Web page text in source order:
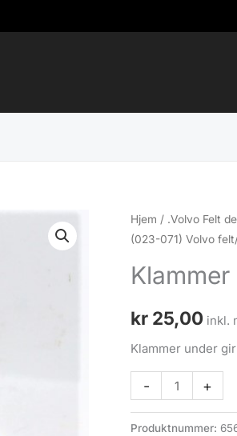
Hjem / .Volvo Felt
(023-071) Volvo
kr 25,00 inkl.
Klammer under
-
Klammer
(023-
071)
+
Produktnummer: